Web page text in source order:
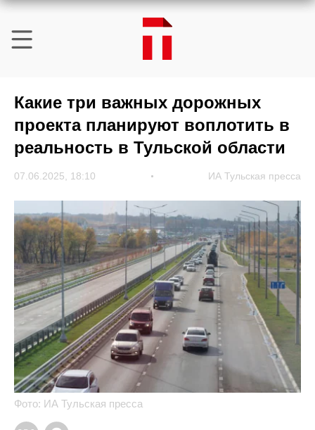
Какие три важных дорожных
проекта планируют воплотить в
реальность в Тульской области
07.06.2025, 18:10 ИА Тульская пресса
Фото: ИА Тульская пресса